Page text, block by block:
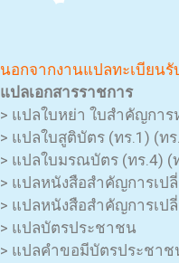
นอกจากงานแปลทะเบียน
แปลเอกสารราชการ
> แปลใบหย่า ใบสำคัญการ
> แปลใบสูติบัตร (ทร.1) (ท
> แปลใบมรณบัตร (ทร.4) (
> แปลหนังสือสำคัญการเป
> แปลหนังสือสำคัญการเป
> แปลบัตรประชาชน
> แปลคำขอมีบัตรประชา